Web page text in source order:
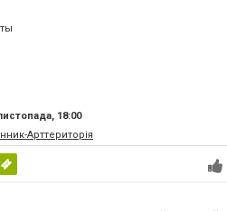
18:00
Арттериторія